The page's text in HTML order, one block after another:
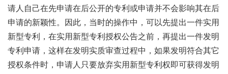
请人自己在先申请在后公开的专利或申请并不会影响其在后
申请的新颖性。因此，当时的操作中，可以先提出一件实用
新型专利，在实用新型专利授权公告之前，再提出一件发明
专利申请，这样在发明实质审查过程中，如果发明符合其它
授权条件时，申请人只要放弃实用新型专利权即可获得发明